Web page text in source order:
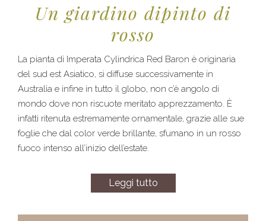
Un giardino dipinto di
rosso
La pianta di Imperata Cylindrica Red Baron è originaria
del sud est Asiatico, si diffuse successivamente in
Australia e infine in tutto il globo, non c’è angolo di
mondo dove non riscuote meritato apprezzamento. È
infatti ritenuta estremamente ornamentale, grazie alle sue
foglie che dal color verde brillante, sfumano in un rosso
fuoco intenso all’inizio dell’estate.
Leggi tutto